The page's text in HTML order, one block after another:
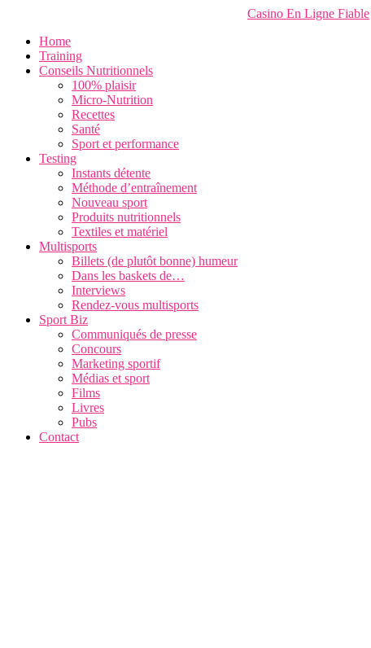
Casino En Ligne Fiable
Home
Training
Conseils Nutritionnels
100% plaisir
Micro-Nutrition
Recettes
Santé
Sport et performance
Testing
Instants détente
Méthode d’entraînement
Nouveau sport
Produits nutritionnels
Textiles et matériel
Multisports
Billets (de plutôt bonne) humeur
Dans les baskets de…
Interviews
Rendez-vous multisports
Sport Biz
Communiqués de presse
Concours
Marketing sportif
Médias et sport
Films
Livres
Pubs
Contact